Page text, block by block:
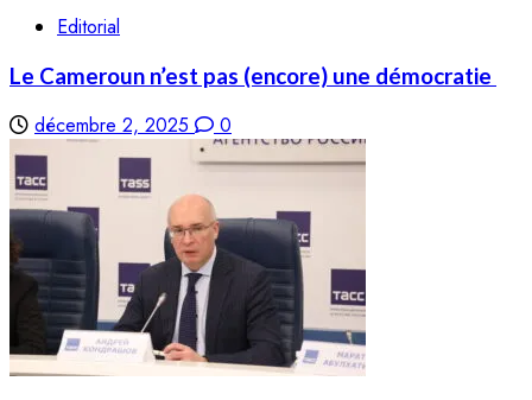
Editorial
Le Cameroun n’est pas (encore) une démocratie
décembre 2, 2025 0